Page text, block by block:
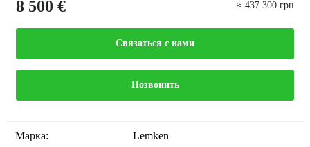
8 500 € ≈ 437 300 грн
Связаться с нами
Позвонить
Марка: Lemken